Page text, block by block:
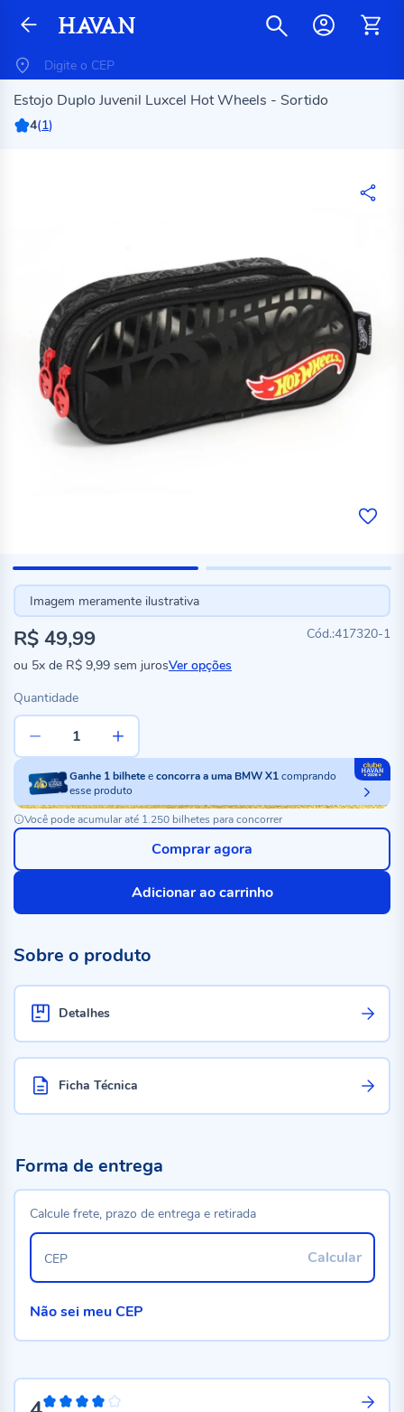
Estojo Duplo Juvenil Luxcel Hot Wheels - Sortido
4(1)
Imagem meramente ilustrativa
417320-1
R$ 49,99
ou 5x de R$ 9,99 sem jurosVer opções
Quantidade
Ganhe 1bilheteeconcorra a uma BMW X1comprando
esse produto
Você pode acumular até 1.250 bilhetes para concorrer
Adicionar ao carrinho
Comprar agora
Sobre o produto
Detalhes
Ficha Técnica
Forma de entrega
Calcule frete, prazo de entrega e retirada
Calcular
CEP
Não sei meu CEP